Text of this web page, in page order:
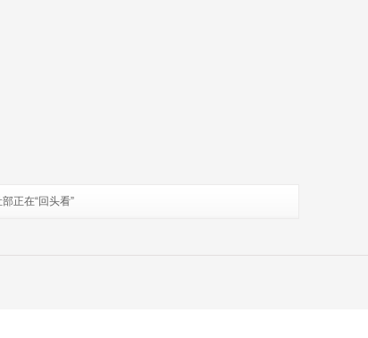
正在“回头看”